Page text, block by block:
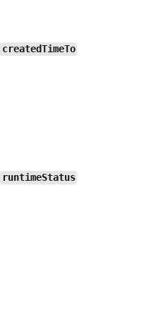
createdTimeTo
runtimeStatus